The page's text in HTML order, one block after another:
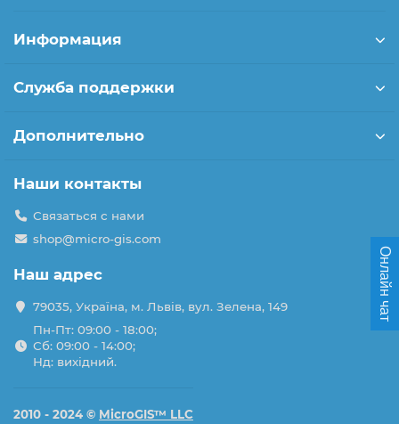
Информация
Служба поддержки
Дополнительно
Наши контакты
Связаться с нами
shop@micro-gis.com
Наш адрес
79035, Україна, м. Львів, вул. Зелена, 149
Пн-Пт: 09:00 - 18:00;
Сб: 09:00 - 14:00;
Нд: вихідний.
2010 - 2024 © MicroGIS™ LLC
Онлайн чат